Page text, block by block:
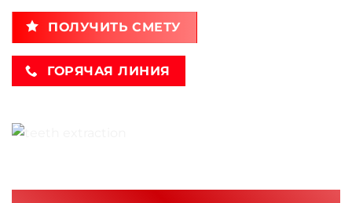
ПОЛУЧИТЬ СМЕТУ
ГОРЯЧАЯ ЛИНИЯ